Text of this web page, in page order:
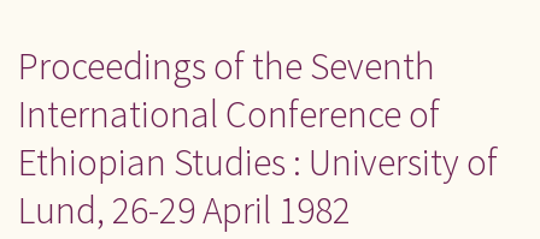
Proceedings of the Seventh
International Conference of
Ethiopian Studies : University of
Lund, 26-29 April 1982